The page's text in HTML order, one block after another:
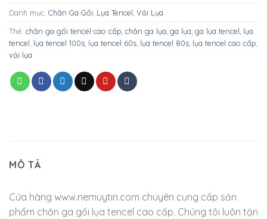
Danh mục: Chăn Ga Gối, Lụa Tencel, Vải Lụa
Thẻ: chăn ga gối tencel cao cấp, chăn ga lụa, ga lụa, ga lụa tencel, lụa
tencel, lụa tencel 100s, lụa tencel 60s, lụa tencel 80s, lụa tencel cao cấp,
vải lụa
MÔ TẢ
Cửa hàng www.nemuytin.com chuyên cung cấp sản
phẩm chăn ga gối lụa tencel cao cấp. Chúng tôi luôn tận